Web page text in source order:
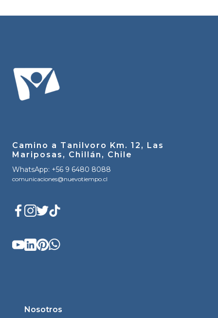
Camino a Tanilvoro Km. 12, Las
Mariposas, Chillán, Chile
WhatsApp: +56 9 6480 8088
comunicaciones@nuevotiempo.cl
Nosotros